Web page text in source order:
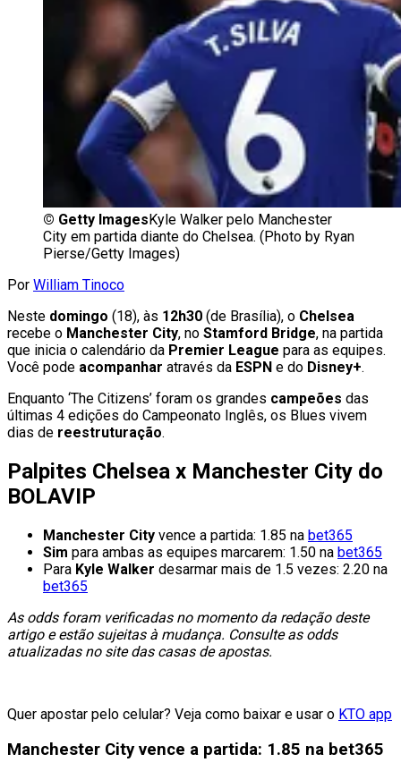
© Getty Images Kyle Walker pelo Manchester
City em partida diante do Chelsea. (Photo by Ryan
Pierse/Getty Images)
Por William Tinoco
Neste domingo (18), às 12h30 (de Brasília), o Chelsea
recebe o Manchester City, no Stamford Bridge, na partida
que inicia o calendário da Premier League para as equipes.
Você pode acompanhar através da ESPN e do Disney+.
Enquanto ‘The Citizens’ foram os grandes campeões das
últimas 4 edições do Campeonato Inglês, os Blues vivem
dias de reestruturação.
Palpites Chelsea x Manchester City do
BOLAVIP
Manchester City vence a partida: 1.85 na bet365
Sim para ambas as equipes marcarem: 1.50 na bet365
Para Kyle Walker desarmar mais de 1.5 vezes: 2.20 na
bet365
As odds foram verificadas no momento da redação deste
artigo e estão sujeitas à mudança. Consulte as odds
atualizadas no site das casas de apostas.
Quer apostar pelo celular? Veja como baixar e usar o KTO app
Manchester City vence a partida: 1.85 na bet365